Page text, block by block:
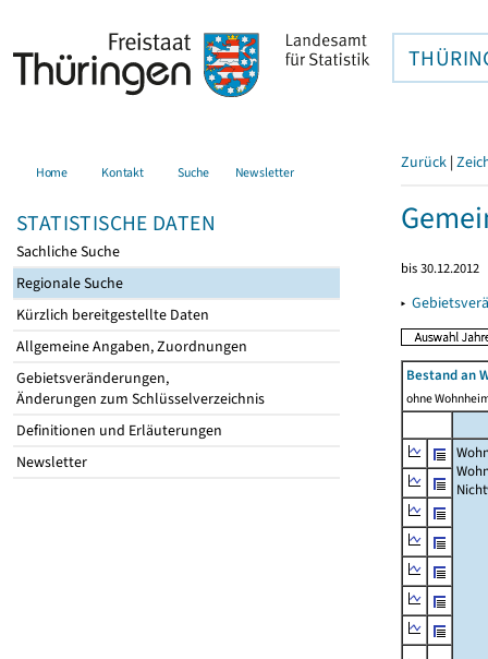
Home Kontakt Suche Newsletter
STATISTISCHE DATEN
Sachliche Suche
Regionale Suche
Kürzlich bereitgestellte Daten
Allgemeine Angaben, Zuordnungen
Gebietsveränderungen,
Änderungen zum Schlüsselverzeichnis
Definitionen und Erläuterungen
Newsletter
Zurück |
bis 30.12.2012
▸
Bestand an
ohne